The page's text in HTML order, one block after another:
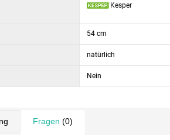
Kesper
54 cm
natürlich
Nein
Fragen (0)